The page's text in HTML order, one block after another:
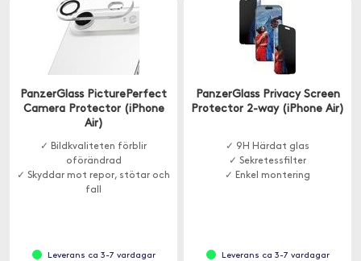
PanzerGlass PicturePerfect
Camera Protector (iPhone
Air)
✓ Bildkvaliteten förblir
oförändrad
✓ Skyddar mot repor, stötar och
fall
Leverans ca 3-7 vardagar
PanzerGlass Privacy Screen
Protector 2-way (iPhone Air)
✓ 9H Härdat glas
✓ Sekretessfilter
✓ Enkel montering
Leverans ca 3-7 vardagar